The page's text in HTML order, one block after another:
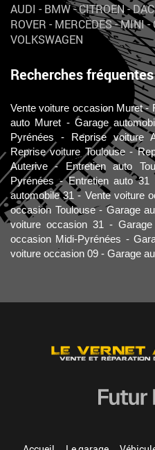
AUDI - BMW-CITROEN-
ROVER - MERCEDES-MINI-
VOLKSWAGEN
Recherches
Vente voiture occasion Muret
auto Muret
Garage
Pyrénées
Reprise voiture
Reprise voiture Toulouse
Auterive
Entretien auto
Pyrénées
Entretien auto 31
automobile 31
Vente voiture
occasion Toulouse
Garage
voiture occasion 31
occasion Midi-Pyrénées
voiture occasion 09
Garage